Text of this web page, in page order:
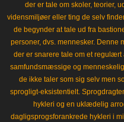
der er tale om skoler, teorier,
vidensmiljøer eller ting de selv
de begynder at tale ud fra
personer, dvs. mennesker. Denne
der er snarere tale om et regulært
samfundsmæssige og
de ikke taler som sig selv men
sprogligt-eksistentielt.
hykleri og en uklædelig
dagligsprogsforankrede hykleri i